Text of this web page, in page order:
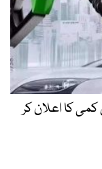
کا اعلان کر